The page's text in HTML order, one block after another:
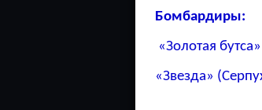
Бомбардиры:
«Золотая
«Звезда»